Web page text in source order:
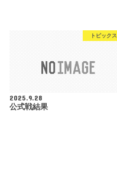
トピックス
2025.9.28
公式戦結果